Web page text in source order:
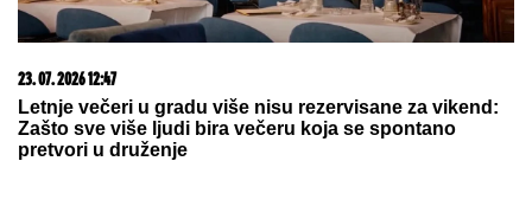
23. 07. 2026 12:47
Letnje večeri u gradu više nisu rezervisane za vikend:
Zašto sve više ljudi bira večeru koja se spontano
pretvori u druženje